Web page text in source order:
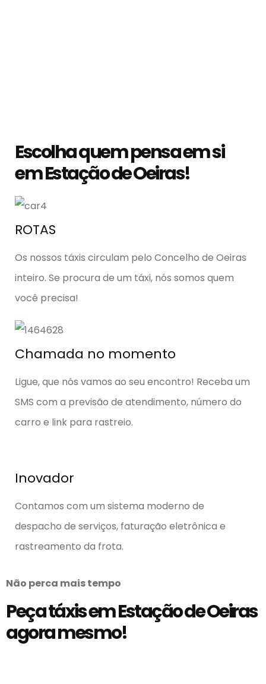
Escolha quem pensa em si
em Estação de Oeiras!
ROTAS
Os nossos táxis circulam pelo Concelho de Oeiras
inteiro. Se procura de um táxi, nós somos quem
você precisa!
Chamada no momento
Ligue, que nós vamos ao seu encontro! Receba um
SMS com a previsão de atendimento, número do
carro e link para rastreio.
Inovador
Contamos com um sistema moderno de
despacho de serviços, faturação eletrônica e
rastreamento da frota.
Não perca mais tempo
Peça táxis em Estação de Oeiras
agora mesmo!